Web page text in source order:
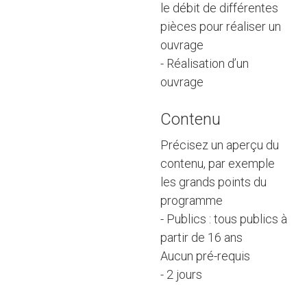
le débit de différentes
pièces pour réaliser un
ouvrage
- Réalisation d’un
ouvrage
Contenu
Précisez un aperçu du
contenu, par exemple
les grands points du
programme
- Publics : tous publics à
partir de 16 ans
Aucun pré-requis
- 2 jours